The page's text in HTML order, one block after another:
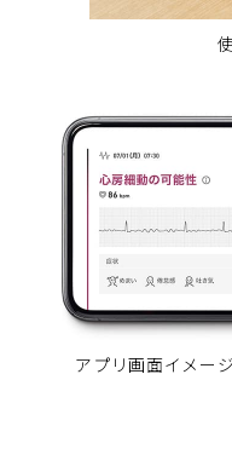
アプリ画面イメー